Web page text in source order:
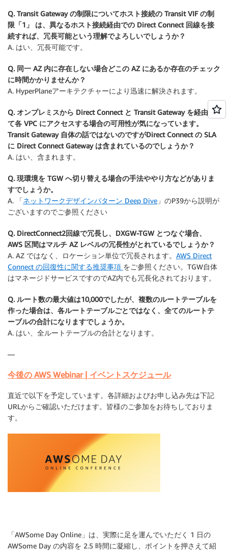
Q. Transit Gateway の制限についてホスト接続の Transit VIF の制
限「1」 は、異なるホスト接続経由での Direct Connect 回線を接
続すれば、冗長可能という理解でよろしいでしょうか？
A. はい、冗長可能です。
Q. 同一 AZ 内に存在しない場合どこの AZ にあるか存在のチェック
に時間かかりませんか？
A. HyperPlaneアーキテクチャーにより迅速に解決されます。
Q. オンプレミスから Direct Connect と Transit Gateway を経由し
て各 VPC にアクセスする場合の可用性が気になっています。
Transit Gateway 自体の話ではないのですがDirect Connect の SLA
に Direct Connect Gateway は含まれているのでしょうか？
A. はい、含まれます。
Q. 現環境を TGW へ切り替える場合の手法ややり方などがありま
すでしょうか。
A. 「ネットワークデザインパターン Deep Dive 」のP39から説明が
ございますのでご参照ください
Q. DirectConnect2回線で冗長し、DXGW-TGW とつなぐ場合、
AWS 区間はマルチ AZ レベルの冗長性がとれているでしょうか？
A. AZ ではなく、ロケーション単位で冗長されます。 AWS Direct
Connect の回復性に関する推奨事項 をご参照ください。TGW自体
はマネージドサービスですのでAZ内でも冗長化されております。
Q. ルート数の最大値は10,000でしたが、複数のルートテーブルを
作った場合は、各ルートテーブルごとではなく、全てのルートテ
ーブルの合計になりますでしょうか。
A. はい、全ルートテーブルの合計となります。
—
今後の AWS Webinar | イベントスケジュール
直近で以下を予定しています。各詳細およびお申し込み先は下記
URLからご確認いただけます。皆様のご参加をお待ちしておりま
す。
「AWSome Day Online」は、実際に足を運んでいただく 1 日の
AWSome Day の内容を 2.5 時間に凝縮し、ポイントを押さえて紹